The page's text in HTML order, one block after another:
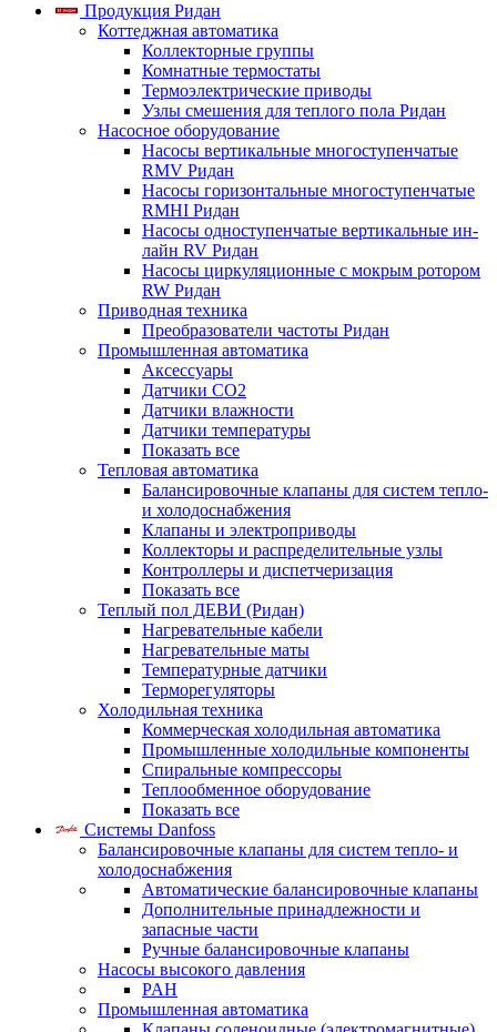
Продукция Ридан
Коттеджная автоматика
Коллекторные группы
Комнатные термостаты
Термоэлектрические приводы
Узлы смешения для теплого пола Ридан
Насосное оборудование
Насосы вертикальные многоступенчатые
RMV Ридан
Насосы горизонтальные многоступенчатые
RMHI Ридан
Насосы одноступенчатые вертикальные ин-
лайн RV Ридан
Насосы циркуляционные с мокрым ротором
RW Ридан
Приводная техника
Преобразователи частоты Ридан
Промышленная автоматика
Аксессуары
Датчики CO2
Датчики влажности
Датчики температуры
Показать все
Тепловая автоматика
Балансировочные клапаны для систем тепло-
и холодоснабжения
Клапаны и электроприводы
Коллекторы и распределительные узлы
Контроллеры и диспетчеризация
Показать все
Теплый пол ДЕВИ (Ридан)
Нагревательные кабели
Нагревательные маты
Температурные датчики
Терморегуляторы
Холодильная техника
Коммерческая холодильная автоматика
Промышленные холодильные компоненты
Спиральные компрессоры
Теплообменное оборудование
Показать все
Системы Danfoss
Балансировочные клапаны для систем тепло- и
холодоснабжения
Автоматические балансировочные клапаны
Дополнительные принадлежности и
запасные части
Ручные балансировочные клапаны
Насосы высокого давления
PAH
Промышленная автоматика